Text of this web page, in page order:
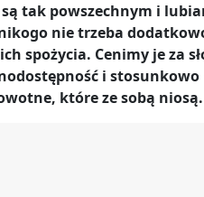
tak powszechnym i
nie trzeba
spożycia. Cenimy je za
i stosunkowo
które ze sobą niosą.